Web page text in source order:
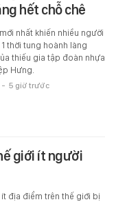
hết chỗ chê
nhất khiến nhiều người
1 thời tung hoành làng
thiếu gia tập đoàn nhựa
Hưng.
- 5 giờ trước
giới ít người
ít địa điểm trên thế giới bị